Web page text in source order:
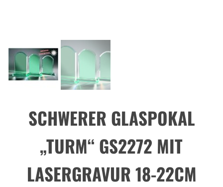
SCHWERER GLASPOKAL
„TURM“ GS2272 MIT
LASERGRAVUR 18-22CM